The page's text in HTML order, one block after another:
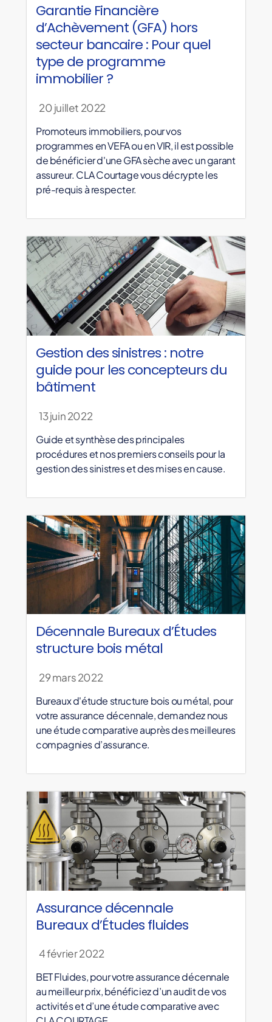
Garantie Financière
d’Achèvement (GFA) hors
secteur bancaire : Pour quel
type de programme
immobilier ?
20 juillet 2022
Promoteurs immobiliers, pour vos
programmes en VEFA ou en VIR, il est possible
de bénéficier d'une GFA sèche avec un garant
assureur. CLA Courtage vous décrypte les
pré-requis à respecter.
Gestion des sinistres : notre
guide pour les concepteurs du
bâtiment
13 juin 2022
Guide et synthèse des principales
procédures et nos premiers conseils pour la
gestion des sinistres et des mises en cause.
Décennale Bureaux d’Études
structure bois métal
29 mars 2022
Bureaux d'étude structure bois ou métal, pour
votre assurance décennale, demandez nous
une étude comparative auprès des meilleures
compagnies d’assurance.
Assurance décennale
Bureaux d’Études fluides
4 février 2022
BET Fluides, pour votre assurance décennale
au meilleur prix, bénéficiez d’un audit de vos
activités et d’une étude comparative avec